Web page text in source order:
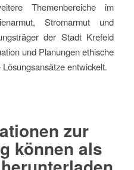
Themenbereiche im
Stromarmut und
der Stadt Krefeld
und Planungen ethische
entwickelt.
zur
können als